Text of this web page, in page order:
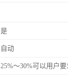
是
自动
25%～30%可以用户